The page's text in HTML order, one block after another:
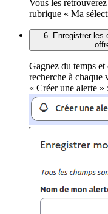
Vous les
rubrique « Ma
6. Enregistrer les
Gagnez du temps
recherche à chaque
« Créer une alerte » :